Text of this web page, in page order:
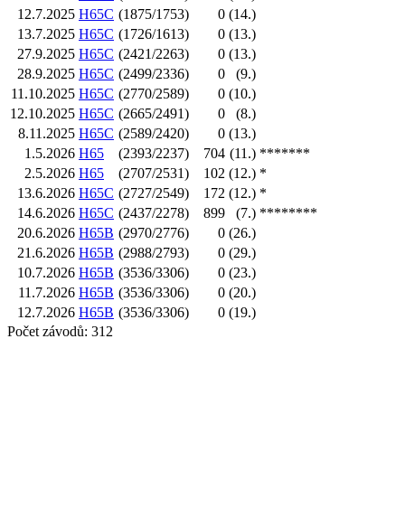
12.7.2025 H65C (1875/1753) 0 (14.)
13.7.2025 H65C (1726/1613) 0 (13.)
27.9.2025 H65C (2421/2263) 0 (13.)
28.9.2025 H65C (2499/2336) 0
(9.)
11.10.2025 H65C (2770/2589) 0 (10.)
12.10.2025 H65C (2665/2491) 0
(8.)
8.11.2025 H65C (2589/2420) 0 (13.)
1.5.2026 H65 (2393/2237) 704 (11.) *******
2.5.2026 H65 (2707/2531) 102 (12.) *
13.6.2026 H65C (2727/2549) 172 (12.) *
14.6.2026 H65C (2437/2278) 899 (7.) ********
20.6.2026 H65B (2970/2776) 0 (26.)
21.6.2026 H65B (2988/2793) 0 (29.)
10.7.2026 H65B (3536/3306) 0 (23.)
11.7.2026 H65B (3536/3306) 0 (20.)
12.7.2026 H65B (3536/3306) 0 (19.)
Počet závodů: 312